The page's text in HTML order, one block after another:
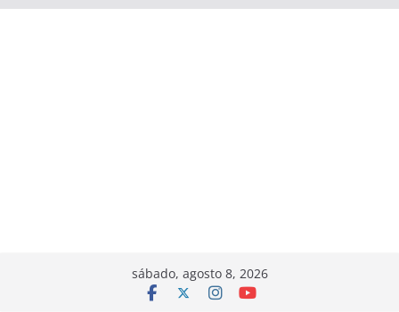
sábado, agosto 8, 2026